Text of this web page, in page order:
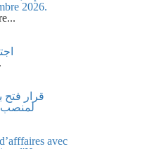
2026.
قرار فتح
لمنصب
avec